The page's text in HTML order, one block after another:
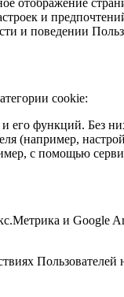
отображение
и
и поведении
cookie:
его функций. Без
(например,
с помощью
и Google